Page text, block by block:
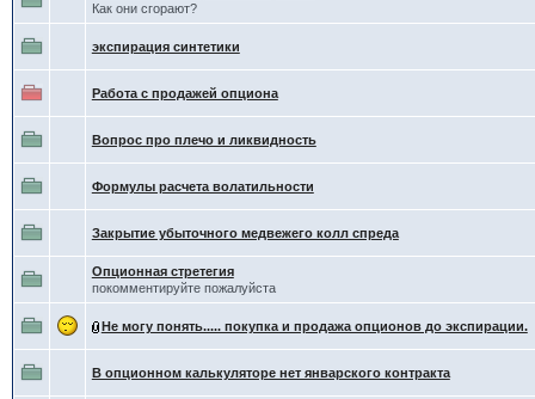
Как они сгорают?
экспирация синтетики
Работа с продажей опциона
Вопрос про плечо и ликвидность
Формулы расчета волатильности
Закрытие убыточного медвежего колл спреда
Опционная стретегия
покомментируйте пожалуйста
Не могу понять..... покупка и продажа опционов до экспирации.
В опционном калькуляторе нет январского контракта